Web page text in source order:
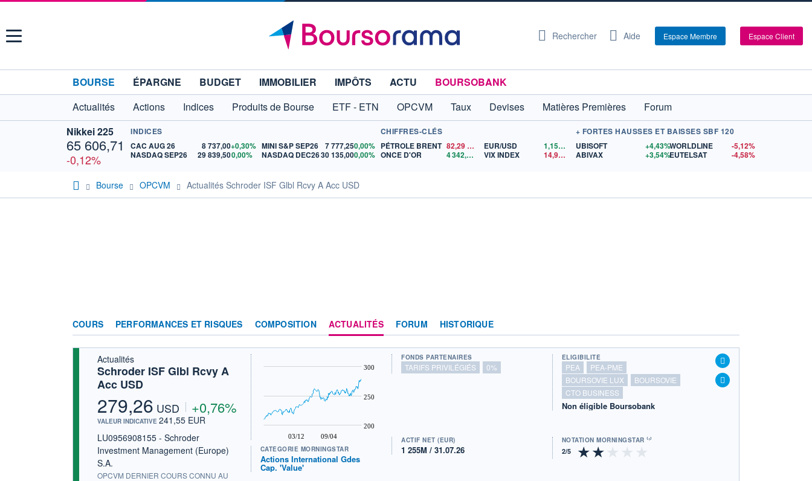
Menu Rechercher Aide Espace Membre Espace Client
BOURSE ÉPARGNE BUDGET IMMOBILIER IMPÔTS ACTU
BOURSOBANK
Actualités
Actions Indices Produits de Bourse ETF - ETN OPCVM Taux Devises Matières Premières
Forum
Nikkei 225
65 606,71
-0,12%
INDICES
CAC AUG 26
8 737,00+0,30%
NASDAQ SEP26
29 839,500,00%
MINI S&P SEP26 7 777,250,00%
NASDAQ DEC2630 135,000,00%
CHIFFRES-CLÉS
PÉTROLE BRENT 82,29
ONCE D'OR
4 342,26 $US
EUR/USD 1,1559
$US
VIX INDEX
14,90$US
+ FORTES HAUSSES ET BAISSES SBF 120
UBISOFT
+4,43%
ABIVAX
+3,54%
WORLDLINE
-5,12%
EUTELSAT
-4,58%
Bourse OPCVM Actualités Schroder ISF Glbl Rcvy A Acc USD
COURS PERFORMANCES ET RISQUES COMPOSITION ACTUALITÉS FORUM HISTORIQUE
Actualités
Schroder ISF Glbl Rcvy A
Acc USD
279,26 USD +0,76%
VALEUR INDICATIVE 241,55 EUR
LU0956908155 - Schroder
Investment Management (Europe)
S.A.
OPCVM DERNIER COURS CONNU AU
03/12 09/04
200
250
300
CATÉGORIE MORNINGSTAR
Actions International Gdes
Cap. 'Value'
FONDS PARTENAIRES
TARIFS PRIVILÉGIÉS 0%
ÉLIGIBILITÉ
PEA
PEA-PME
BOURSOVIE LUX
BOURSOVIE
CTO BUSINESS
Non éligible Boursobank
ACTIF NET (EUR)
1 255M / 31.07.26
NOTATION MORNINGSTAR ⁽¹⁾